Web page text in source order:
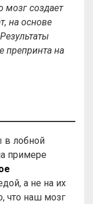
мозг создает
на основе
Результаты
препринта на
в лобной
примере
а не на их
что наш мозг